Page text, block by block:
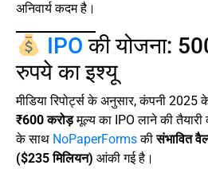
अनिवार्य कदम है।
IPO की योजना:
रुपये का इश्यू
मीडिया रिपोर्ट्स के अनुसार, कंपनी
₹600 करोड़मूल्य का IPO लाने की
के साथ NoPaperFormsकीसंभावित
($235 मिलियन) आंकी गई है।